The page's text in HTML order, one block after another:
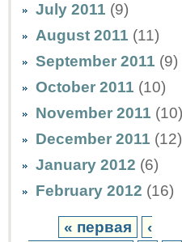
July 2011 (9)
August 2011 (11)
September 2011 (9)
October 2011 (10)
November 2011 (10)
December 2011 (12)
January 2012 (6)
February 2012 (16)
« первая
‹